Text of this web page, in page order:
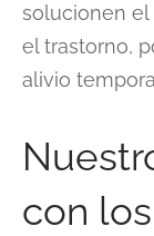
solucionen el
el trastorno,
alivio
con